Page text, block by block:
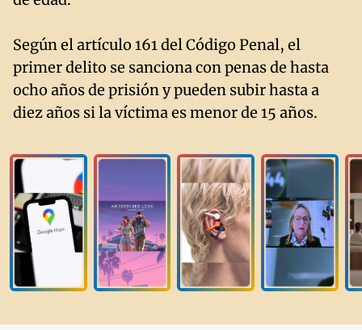
Según el artículo 161 del Código Penal, el
primer delito se sanciona con penas de hasta
ocho años de prisión y pueden subir hasta a
diez años si la víctima es menor de 15 años.